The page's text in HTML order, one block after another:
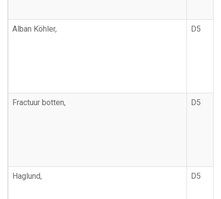
Alban Köhler, D5
Fractuur botten, D5
Haglund, D5